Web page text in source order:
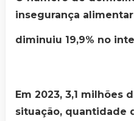
insegurança
diminuiu 19,9% no
Em 2023, 3,1 milhões
situação, quantidade